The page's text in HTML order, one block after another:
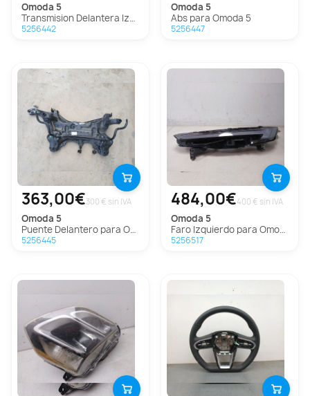
omoda 5
Transmision Delantera Izquierda para Omoda 5
5256442
omoda 5
Abs para Omoda 5
5256447
363,00€300 € sin IVA
omoda 5
Puente Delantero para Omoda 5
5256445
484,00€400 € sin IVA
omoda 5
Faro Izquierdo para Omoda 5
5256517